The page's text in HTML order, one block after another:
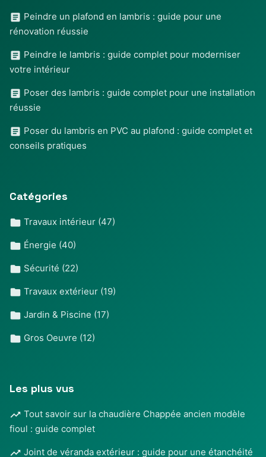
Peindre un plafond en lambris : guide pour une
rénovation réussie
Peindre le lambris : guide complet pour moderniser
votre intérieur
Poser des lambris : guide complet pour une installation
réussie
Poser du lambris en PVC au plafond : guide complet et
conseils pratiques
Catégories
Travaux intérieur (47)
Énergie (40)
Sécurité (22)
Travaux extérieur (19)
Jardin & Piscine (17)
Gros Oeuvre (12)
Les plus vus
Tout savoir sur la chaudière Chappée ancien modèle
fioul : guide complet
Joint de véranda extérieur : guide pour une étanchéité